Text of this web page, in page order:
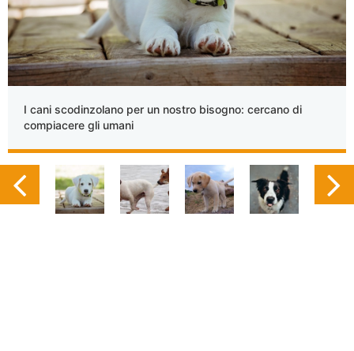
I cani scodinzolano per un nostro bisogno: cercano di
compiacere gli umani